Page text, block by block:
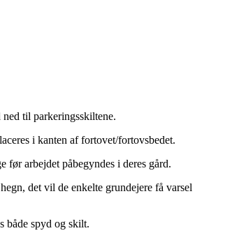
til parkeringsskiltene.
i kanten af fortovet/fortovsbedet.
arbejdet påbegyndes i deres gård.
det vil de enkelte grundejere få varsel
både spyd og skilt.